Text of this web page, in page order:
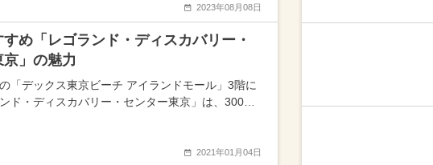
2023年08月08日
め「レゴランド・ディスカバリー・
」の魅力
「デックス東京ビーチ アイランドモール」3階に
ド・ディスカバリー・センター東京」は、300…
2021年01月04日